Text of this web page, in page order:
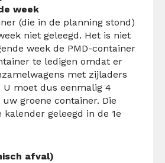
week
(die in de planning stond)
niet geleegd. Het is niet
week de PMD-container
te ledigen omdat er
met zijladers
U moet dus eenmalig 4
groene container. Die
geleegd in de 1e
afval)